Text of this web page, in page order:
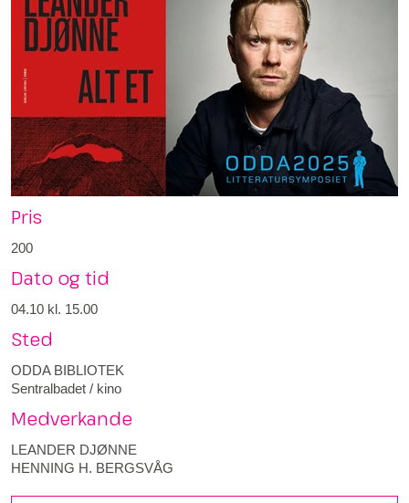
Pris
200
Dato og tid
04.10 kl. 15.00
Sted
ODDA BIBLIOTEK
Sentralbadet / kino
Medverkande
LEANDER DJØNNE
HENNING H. BERGSVÅG